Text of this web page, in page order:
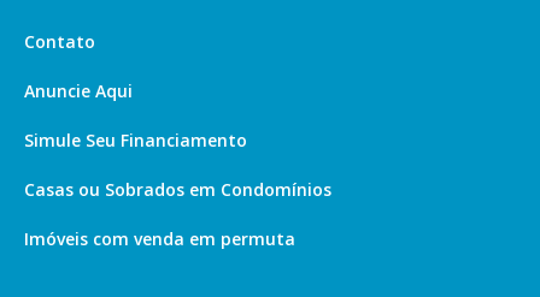
Contato
Anuncie Aqui
Simule Seu Financiamento
Casas ou Sobrados em Condomínios
Imóveis com venda em permuta